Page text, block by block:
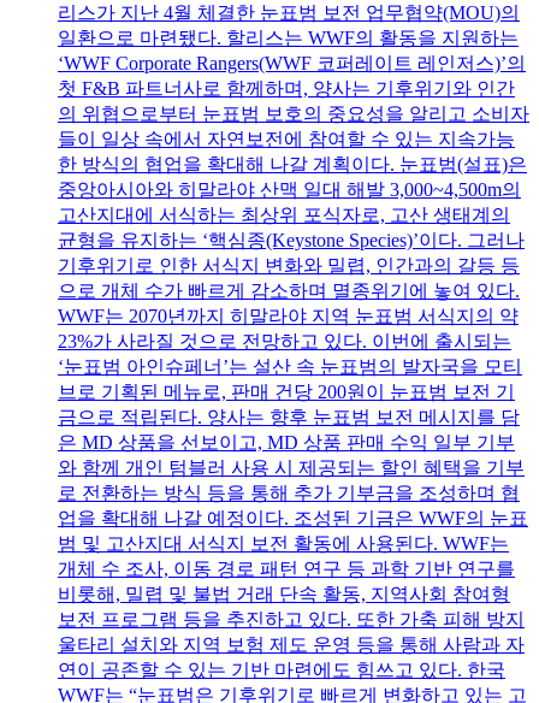
리스가 지난 4월 체결한 눈표범 보전 업무협약(MOU)의
일환으로 마련됐다. 할리스는 WWF의 활동을 지원하는
‘WWF Corporate Rangers(WWF 코퍼레이트 레인저스)’의
첫 F&B 파트너사로 함께하며, 양사는 기후위기와 인간
의 위협으로부터 눈표범 보호의 중요성을 알리고 소비자
들이 일상 속에서 자연보전에 참여할 수 있는 지속가능
한 방식의 협업을 확대해 나갈 계획이다. 눈표범(설표)은
중앙아시아와 히말라야 산맥 일대 해발 3,000~4,500m의
고산지대에 서식하는 최상위 포식자로, 고산 생태계의
균형을 유지하는 ‘핵심종(Keystone Species)’이다. 그러나
기후위기로 인한 서식지 변화와 밀렵, 인간과의 갈등 등
으로 개체 수가 빠르게 감소하며 멸종위기에 놓여 있다.
WWF는 2070년까지 히말라야 지역 눈표범 서식지의 약
23%가 사라질 것으로 전망하고 있다. 이번에 출시되는
‘눈표범 아인슈페너’는 설산 속 눈표범의 발자국을 모티
브로 기획된 메뉴로, 판매 건당 200원이 눈표범 보전 기
금으로 적립된다. 양사는 향후 눈표범 보전 메시지를 담
은 MD 상품을 선보이고, MD 상품 판매 수익 일부 기부
와 함께 개인 텀블러 사용 시 제공되는 할인 혜택을 기부
로 전환하는 방식 등을 통해 추가 기부금을 조성하며 협
업을 확대해 나갈 예정이다. 조성된 기금은 WWF의 눈표
범 및 고산지대 서식지 보전 활동에 사용된다. WWF는
개체 수 조사, 이동 경로 패턴 연구 등 과학 기반 연구를
비롯해, 밀렵 및 불법 거래 단속 활동, 지역사회 참여형
보전 프로그램 등을 추진하고 있다. 또한 가축 피해 방지
울타리 설치와 지역 보험 제도 운영 등을 통해 사람과 자
연이 공존할 수 있는 기반 마련에도 힘쓰고 있다. 한국
WWF는 “눈표범은 기후위기로 빠르게 변화하고 있는 고